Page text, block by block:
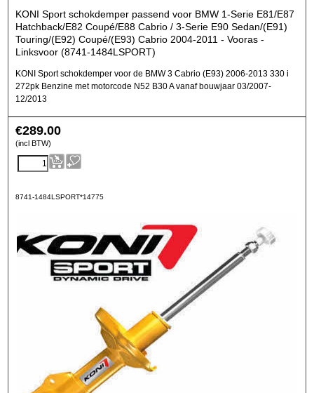
KONI Sport schokdemper passend voor BMW 1-Serie E81/E87
Hatchback/E82 Coupé/E88 Cabrio / 3-Serie E90 Sedan/(E91)
Touring/(E92) Coupé/(E93) Cabrio 2004-2011 - Vooras -
Linksvoor (8741-1484LSPORT)
KONI Sport schokdemper voor de BMW 3 Cabrio (E93) 2006-2013 330 i
272pk Benzine met motorcode N52 B30 A vanaf bouwjaar 03/2007-
12/2013
€289.00
(incl BTW)
8741-1484LSPORT*14775